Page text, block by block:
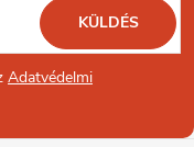
Adatvédelmi
KÜLDÉS